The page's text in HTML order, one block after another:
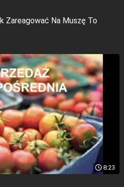
Zareagować Na Muszę To
8:23